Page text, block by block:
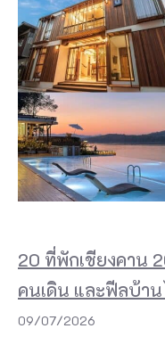
20 ที่พักเชียงคาน
คนเดิน และฟีลบ้า
09/07/2026